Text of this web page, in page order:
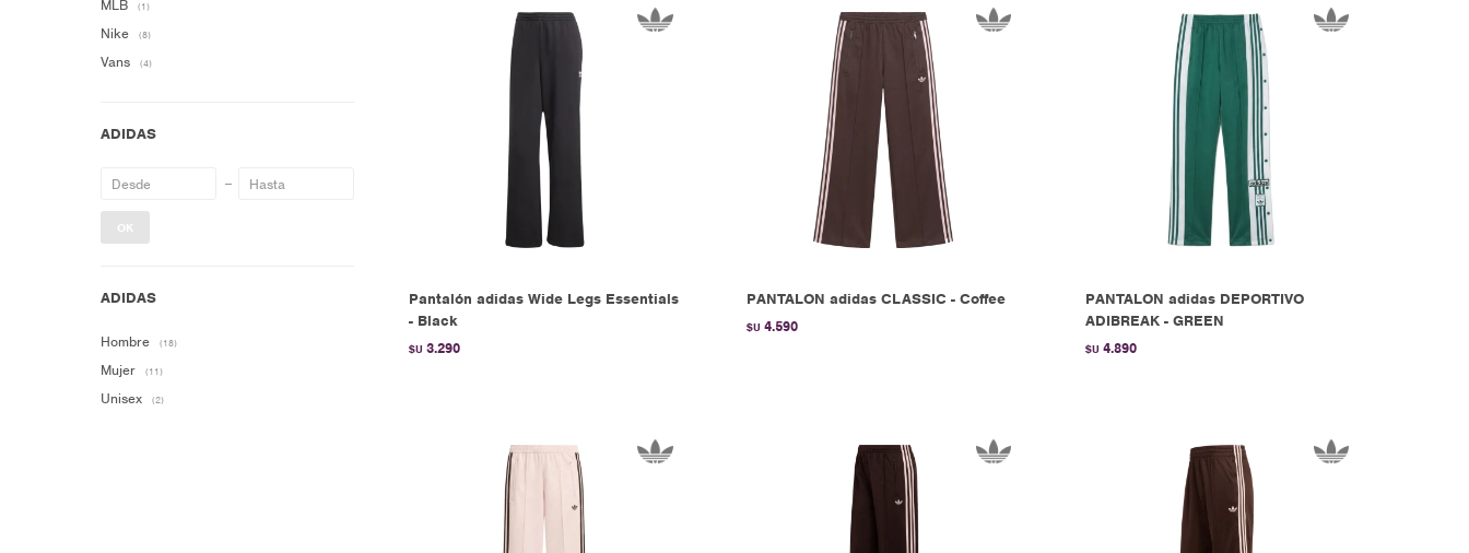
Pantalón adidas Wide Legs Essentials
- Black
$U 3.290
PANTALON adidas CLASSIC - Coffee
$U 4.590
PANTALON adidas DEPORTIVO
ADIBREAK - GREEN
$U 4.890
MLB (1)
Nike (8)
Vans (4)
OK
Hombre (18)
Mujer (11)
Unisex (2)